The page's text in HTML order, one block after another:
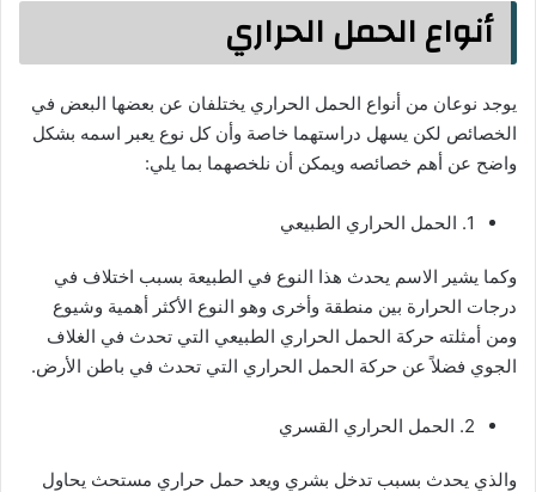
أنواع الحمل الحراري
يوجد نوعان من أنواع الحمل الحراري يختلفان عن بعضها البعض في
الخصائص لكن يسهل دراستهما خاصة وأن كل نوع يعبر اسمه بشكل
واضح عن أهم خصائصه ويمكن أن نلخصهما بما يلي:
1. الحمل الحراري الطبيعي
وكما يشير الاسم يحدث هذا النوع في الطبيعة بسبب اختلاف في
درجات الحرارة بين منطقة وأخرى وهو النوع الأكثر أهمية وشيوع
ومن أمثلته حركة الحمل الحراري الطبيعي التي تحدث في الغلاف
الجوي فضلاً عن حركة الحمل الحراري التي تحدث في باطن الأرض.
2. الحمل الحراري القسري
والذي يحدث بسبب تدخل بشري ويعد حمل حراري مستحث يحاول